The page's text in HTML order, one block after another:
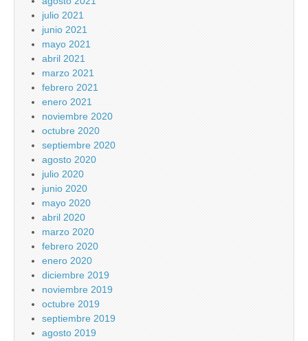
julio 2021
junio 2021
mayo 2021
abril 2021
marzo 2021
febrero 2021
enero 2021
noviembre 2020
octubre 2020
septiembre 2020
agosto 2020
julio 2020
junio 2020
mayo 2020
abril 2020
marzo 2020
febrero 2020
enero 2020
diciembre 2019
noviembre 2019
octubre 2019
septiembre 2019
agosto 2019